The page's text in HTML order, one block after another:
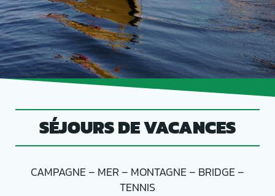
SÉJOURS DE VACANCES
CAMPAGNE – MER – MONTAGNE – BRIDGE –
TENNIS